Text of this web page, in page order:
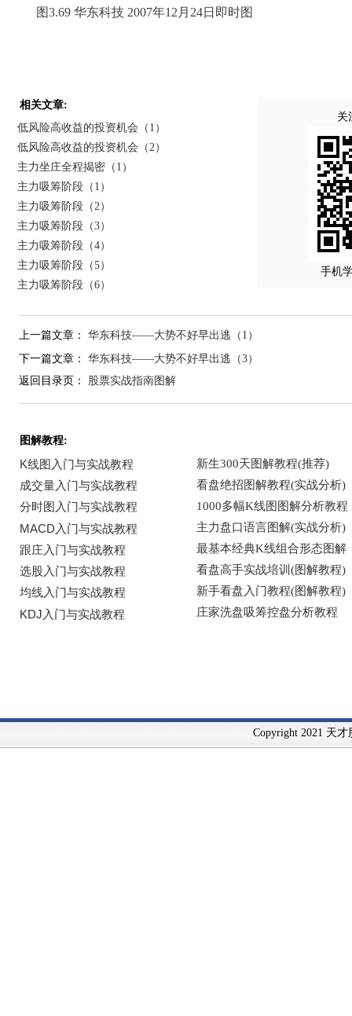
图3.69 华东科技 2007年12月24日即时图
相关文章:
低风险高收益的投资机会（1）
低风险高收益的投资机会（2）
主力坐庄全程揭密（1）
主力吸筹阶段（1）
主力吸筹阶段（2）
主力吸筹阶段（3）
主力吸筹阶段（4）
主力吸筹阶段（5）
主力吸筹阶段（6）
关
手机
上一篇文章： 华东科技——大势不好早出逃（1）
下一篇文章： 华东科技——大势不好早出逃（3）
返回目录页： 股票实战指南图解
图解教程:
Copyright 2021 天